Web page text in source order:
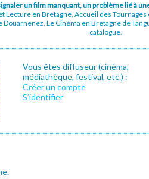
un film manquant, un problème lié à
Lecture en Bretagne, Accueil des
Le Cinéma en Bretagne de
catalogue.
Vous êtes diffuseur (cinéma,
médiathèque, festival, etc.) :
Créer un compte
S’identifier